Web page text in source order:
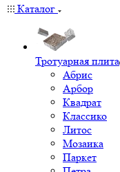
Каталог
Тротуарная плита
Абрис
Арбор
Квадрат
Классико
Литос
Мозаика
Паркет